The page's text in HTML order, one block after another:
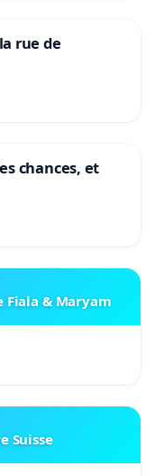
rue de
chances, et
& Maryam
Suisse